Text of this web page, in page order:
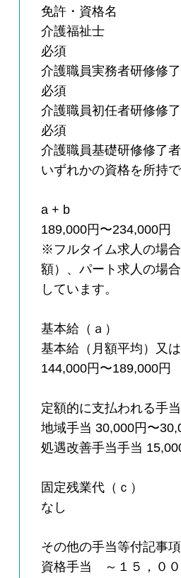
免許・資格名
介護福祉士
必須
介護職員実務者研修修
必須
介護職員初任者研修修
必須
介護職員基礎研修修了
いずれかの資格を所持
a + b
189,000円〜234,000円
※フルタイム求人の場
額）、パート求人の場
しています。
基本給（ａ）
基本給（月額平均）又
144,000円〜189,000円
定額的に支払われる手当
地域手当 30,000円〜
処遇改善手当手当
固定残業代（ｃ）
なし
その他の手当等付記事項
資格手当 ～１５，００